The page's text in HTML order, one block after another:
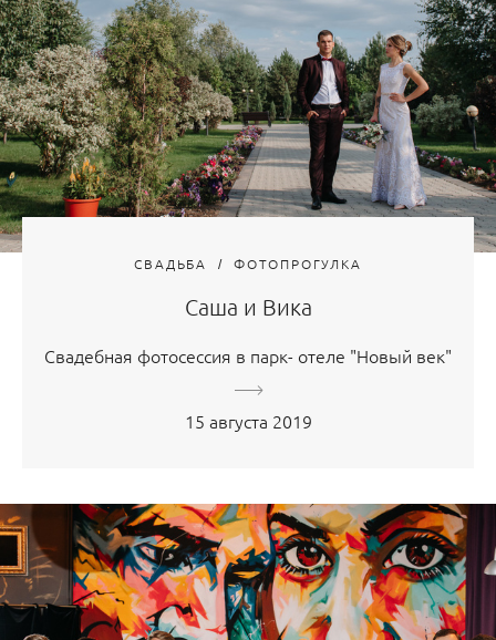
СВАДЬБА ФОТОПРОГУЛКА
Саша и Вика
Свадебная фотосессия в парк- отеле "Новый век"
15 августа 2019